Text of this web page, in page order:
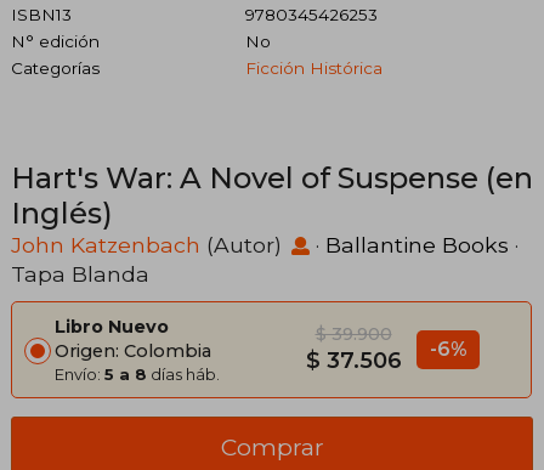
ISBN13
9780345426253
N° edición
No
Categorías
Ficción Histórica
Hart's War: A Novel of Suspense (en
Inglés)
John Katzenbach (Autor) · Ballantine Books ·
Tapa Blanda
Libro Nuevo
Origen: Colombia
Envío: 5 a 8 días háb.
$ 39.900
$ 37.506 -6%
Comprar